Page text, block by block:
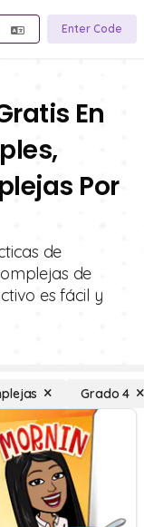
Enter Code
En
Por
de
de
es fácil y
Grado 4